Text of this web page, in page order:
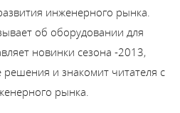
инженерного рынка.
об оборудовании для
новинки сезона -2013,
решения и знакомит читателя с
рынка.